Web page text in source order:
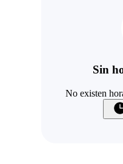
Sin
No existen